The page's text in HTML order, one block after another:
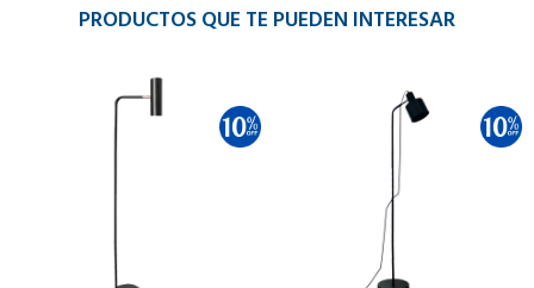
PRODUCTOS QUE TE PUEDEN INTERESAR